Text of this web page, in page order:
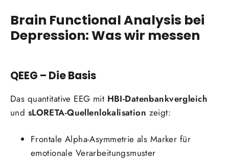
Brain Functional Analysis bei
Depression: Was wir messen
QEEG – Die Basis
Das quantitative EEG mit HBI-Datenbankvergleich
und sLORETA-Quellenlokalisation zeigt:
Frontale Alpha-Asymmetrie als Marker für
emotionale Verarbeitungsmuster